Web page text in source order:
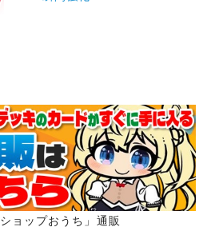
ショップおうち」通販